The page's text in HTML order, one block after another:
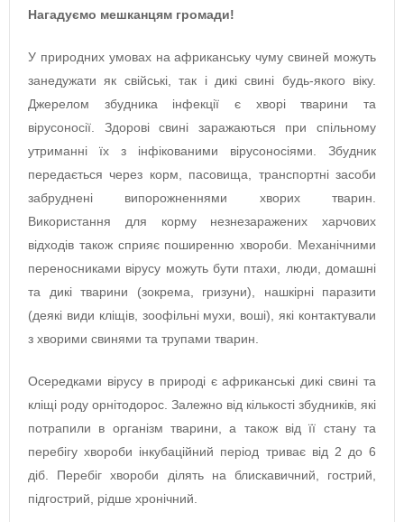
Нагадуємо мешканцям громади!
У природних умовах на африканську чуму свиней можуть
занедужати як свійські, так і дикі свині будь-якого віку.
Джерелом збудника інфекції є хворі тварини та
вірусоносії. Здорові свині заражаються при спільному
утриманні їх з інфікованими вірусоносіями. Збудник
передається через корм, пасовища, транспортні засоби
забруднені випорожненнями хворих тварин.
Використання для корму незнезаражених харчових
відходів також сприяє поширенню хвороби. Механічними
переносниками вірусу можуть бути птахи, люди, домашні
та дикі тварини (зокрема, гризуни), нашкірні паразити
(деякі види кліщів, зоофільні мухи, воші), які контактували
з хворими свинями та трупами тварин.
Осередками вірусу в природі є африканські дикі свині та
кліщі роду орнітодорос. Залежно від кількості збудників, які
потрапили в організм тварини, а також від її стану та
перебігу хвороби інкубаційний період триває від 2 до 6
діб. Перебіг хвороби ділять на блискавичний, гострий,
підгострий, рідше хронічний.